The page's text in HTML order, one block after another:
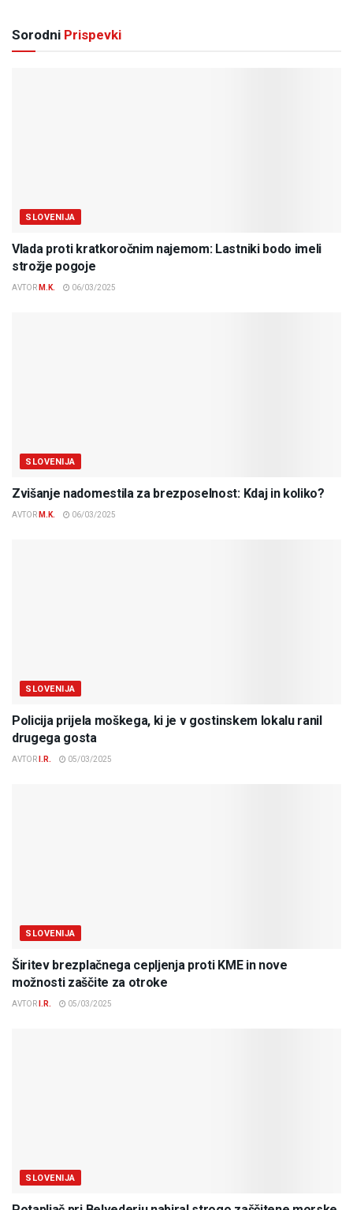
Sorodni Prispevki
SLOVENIJA
Vlada proti kratkoročnim najemom: Lastniki bodo imeli
strožje pogoje
AVTOR M.K. 06/03/2025
SLOVENIJA
Zvišanje nadomestila za brezposelnost: Kdaj in koliko?
AVTOR M.K. 06/03/2025
SLOVENIJA
Policija prijela moškega, ki je v gostinskem lokalu ranil
drugega gosta
AVTOR I.R. 05/03/2025
SLOVENIJA
Širitev brezplačnega cepljenja proti KME in nove
možnosti zaščite za otroke
AVTOR I.R. 05/03/2025
SLOVENIJA